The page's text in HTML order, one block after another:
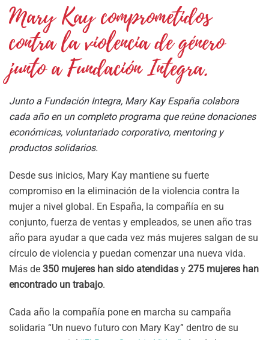
Mary Kay comprometidos
contra la violencia de género
junto a Fundación Integra.
Junto a Fundación Integra, Mary Kay España colabora
cada año en un completo programa que reúne donaciones
económicas, voluntariado corporativo, mentoring y
productos solidarios.
Desde sus inicios, Mary Kay mantiene su fuerte
compromiso en la eliminación de la violencia contra la
mujer a nivel global. En España, la compañía en su
conjunto, fuerza de ventas y empleados, se unen año tras
año para ayudar a que cada vez más mujeres salgan de su
círculo de violencia y puedan comenzar una nueva vida.
Más de 350 mujeres han sido atendidas y 275 mujeres han
encontrado un trabajo.
Cada año la compañía pone en marcha su campaña
solidaria “Un nuevo futuro con Mary Kay” dentro de su